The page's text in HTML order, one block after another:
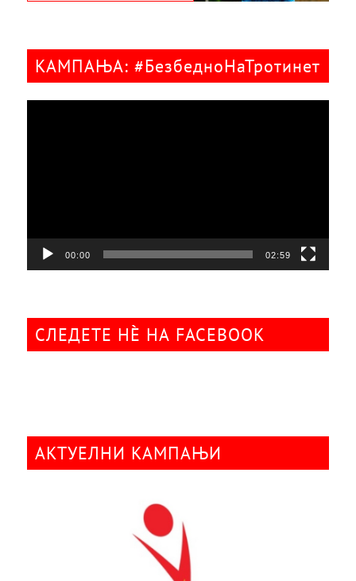
КАМПАЊА: #БезбедноНаТротинет
00:00 02:59
СЛЕДЕТЕ НÈ НА FACEBOOK
АКТУЕЛНИ КАМПАЊИ